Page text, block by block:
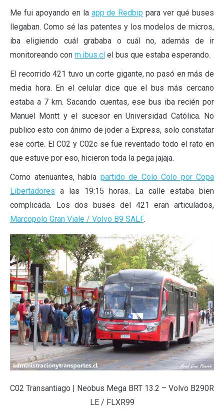
Me fui apoyando en la app de Redbip para ver qué buses
llegaban. Como sé las patentes y los modelos de micros,
iba eligiendo cuál grababa o cuál no, además de ir
monitoreando con m.ibus.cl el bus que estaba esperando.
El recorrido 421 tuvo un corte gigante, no pasó en más de
media hora. En el celular dice que el bus más cercano
estaba a 7 km. Sacando cuentas, ese bus iba recién por
Manuel Montt y el sucesor en Universidad Católica. No
publico esto con ánimo de joder a Express, solo constatar
ese corte. El C02 y C02c se fue reventado todo el rato en
que estuve por eso, hicieron toda la pega jajaja.
Como atenuantes, había partido de Colo Colo por Copa
Libertadores a las 19:15 horas. La calle estaba bien
complicada. Los dos buses del 421 eran articulados,
Marcopolo Gran Viale / Volvo B9 SALF.
C02 Transantiago | Neobus Mega BRT 13.2 – Volvo B290R
LE / FLXR99